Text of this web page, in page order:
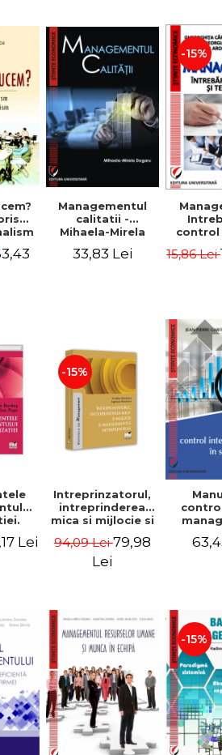
Managementul
calitatii -
Mihaela-Mirela
33,83 Lei
-15%
15,86 Lei
Lei
-15%
Intreprinzatorul,
intreprinderea
mica si mijlocie si
intreprenorial -
Ovidiu Nicolescu,
94,09 Lei79,98
Lei
-15%